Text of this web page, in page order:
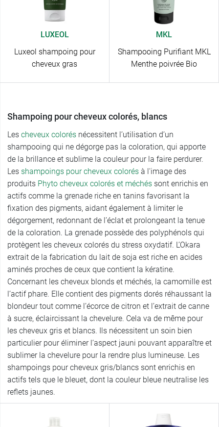
LUXEOL
Luxeol shampoing pour
cheveux gras
MKL
Shampooing Purifiant MKL
Menthe poivrée Bio
Shampoing pour cheveux colorés, blancs
Les cheveux colorés nécessitent l’utilisation d’un
shampooing qui ne dégorge pas la coloration, qui apporte
de la brillance et sublime la couleur pour la faire perdurer.
Les shampoings pour cheveux colorés à l'image des
produits Phyto cheveux colorés et méchés sont enrichis en
actifs comme la grenade riche en tanins favorisant la
fixation des pigments, aidant également à limiter le
dégorgement, redonnant de l’éclat et prolongeant la tenue
de la coloration. La grenade possède des polyphénols qui
protègent les cheveux colorés du stress oxydatif. L’Okara
extrait de la fabrication du lait de soja est riche en acides
aminés proches de ceux que contient la kératine.
Concernant les cheveux blonds et méchés, la camomille est
l’actif phare. Elle contient des pigments dorés réhaussant la
blondeur tout comme l’écorce de citron et l’extrait de canne
à sucre, éclaircissant la chevelure. Cela va de même pour
les cheveux gris et blancs. Ils nécessitent un soin bien
particulier pour éliminer l’aspect jauni pouvant apparaître et
sublimer la chevelure pour la rendre plus lumineuse. Les
shampoings pour cheveux gris/blancs sont enrichis en
actifs tels que le bleuet, dont la couleur bleue neutralise les
reflets jaunes.